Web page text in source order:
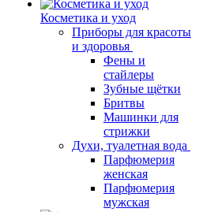
Косметика и уход
Приборы для красоты
и здоровья
Фены и
стайлеры
Зубные щётки
Бритвы
Машинки для
стрижки
Духи, туалетная вода
Парфюмерия
женская
Парфюмерия
мужская